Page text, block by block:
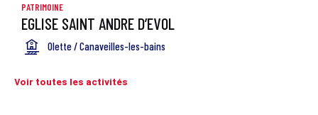
PATRIMOINE
EGLISE SAINT ANDRE D’EVOL
Olette / Canaveilles-les-bains
Voir toutes les activités